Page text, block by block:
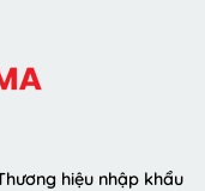
hiệu nhập khẩu